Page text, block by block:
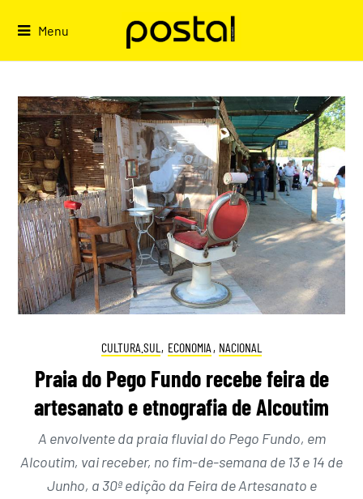
Menu
CULTURA.SUL , ECONOMIA , NACIONAL
Praia do Pego Fundo recebe feira de
artesanato e etnografia de Alcoutim
A envolvente da praia fluvial do Pego Fundo, em
Alcoutim, vai receber, no fim-de-semana de 13 e 14 de
Junho, a 30ª edição da Feira de Artesanato e